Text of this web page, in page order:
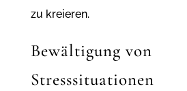
zu kreieren.
Bewältigung von
Stresssituationen